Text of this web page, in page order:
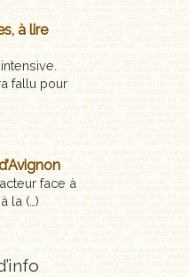
à lire
fallu pour
face à
la (…)